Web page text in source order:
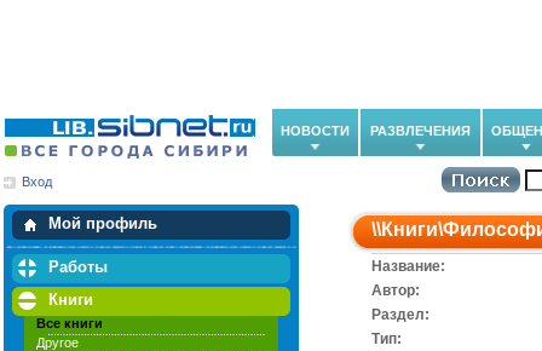
НОВОСТИ РАЗВЛЕЧЕНИЯ
Вход
Мой профиль
Мои закладки
Работы
Книги
Все книги
Другое
\\Книги\
Название:
Автор:
Раздел:
Тип: